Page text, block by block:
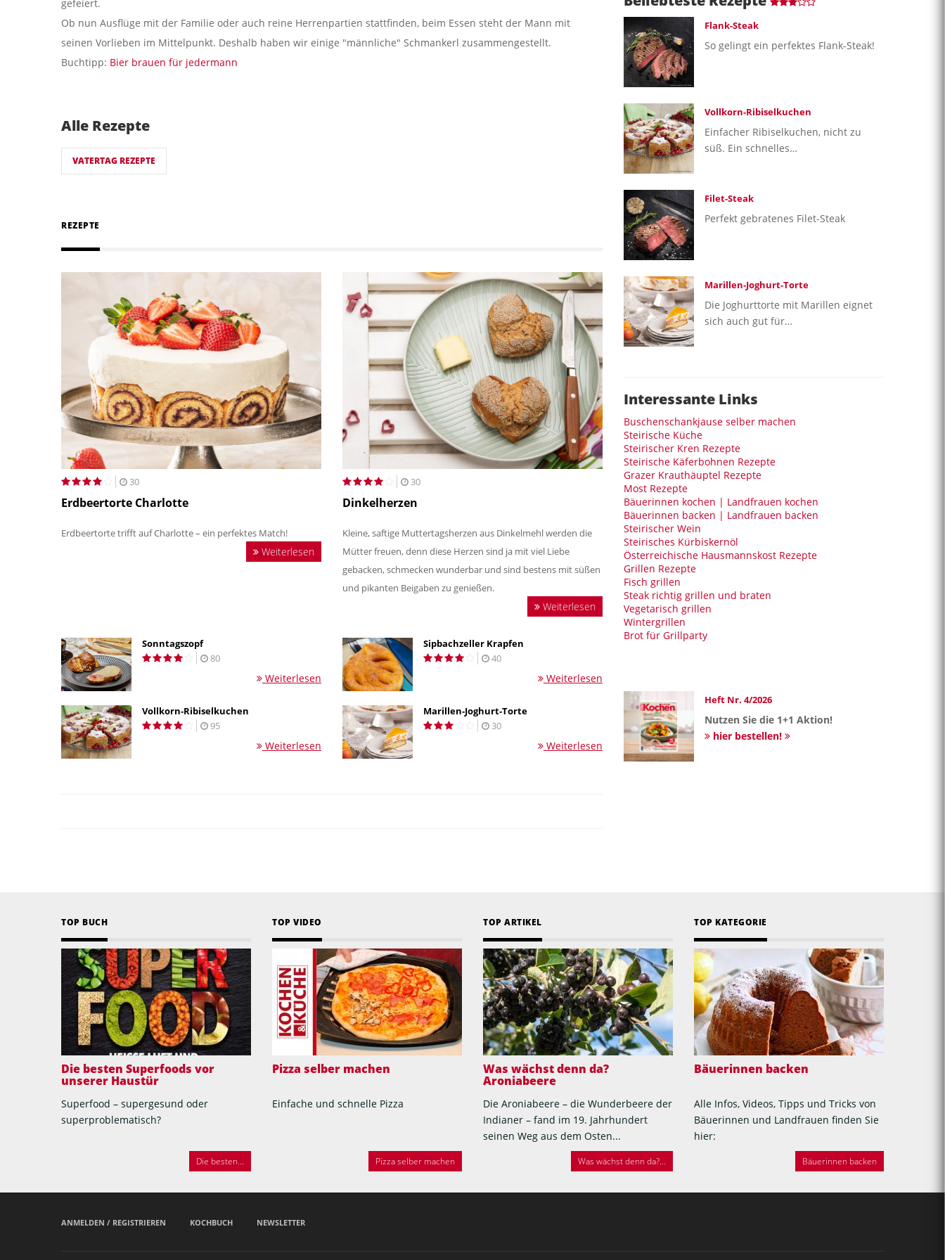
gefeiert.
Ob nun Ausflüge mit der Familie oder auch reine Herrenpartien stattfinden, beim Essen steht der Mann mit
seinen Vorlieben im Mittelpunkt. Deshalb haben wir einige "männliche" Schmankerl zusammengestellt.
Buchtipp: Bier brauen für jedermann
Alle Rezepte
VATERTAG REZEPTE
REZEPTE
30
Erdbeertorte Charlotte
Erdbeertorte trifft auf Charlotte – ein perfektes Match!
Weiterlesen
30
Dinkelherzen
Kleine, saftige Muttertagsherzen aus Dinkelmehl werden die
Mütter freuen, denn diese Herzen sind ja mit viel Liebe
gebacken, schmecken wunderbar und sind bestens mit süßen
und pikanten Beigaben zu genießen.
Weiterlesen
Sonntagszopf
80
Weiterlesen
Sipbachzeller Krapfen
40
Weiterlesen
Vollkorn-Ribiselkuchen
95
Weiterlesen
Marillen-Joghurt-Torte
30
Weiterlesen
Flank-Steak
So gelingt ein perfektes Flank-Steak!
Vollkorn-Ribiselkuchen
Einfacher Ribiselkuchen, nicht zu
süß. Ein schnelles…
Filet-Steak
Perfekt gebratenes Filet-Steak
Marillen-Joghurt-Torte
Die Joghurttorte mit Marillen eignet
sich auch gut für…
Interessante Links
Buschenschankjause selber machen
Steirische Küche
Steirischer Kren Rezepte
Steirische Käferbohnen Rezepte
Grazer Krauthäuptel Rezepte
Most Rezepte
Bäuerinnen kochen | Landfrauen kochen
Bäuerinnen backen | Landfrauen backen
Steirischer Wein
Steirisches Kürbiskernöl
Österreichische Hausmannskost Rezepte
Grillen Rezepte
Fisch grillen
Steak richtig grillen und braten
Vegetarisch grillen
Wintergrillen
Brot für Grillparty
Heft Nr. 4/2026
Nutzen Sie die 1+1 Aktion!
hier bestellen!
TOP BUCH
Die besten Superfoods vor
unserer Haustür
Superfood – supergesund oder
superproblematisch?
Die besten...
TOP VIDEO
Pizza selber machen
Einfache und schnelle Pizza
Pizza selber machen
TOP ARTIKEL
Was wächst denn da?
Aroniabeere
Die Aroniabeere – die Wunderbeere der
Indianer – fand im 19. Jahrhundert
seinen Weg aus dem Osten...
Was wächst denn da?...
TOP KATEGORIE
Bäuerinnen backen
Alle Infos, Videos, Tipps und Tricks von
Bäuerinnen und Landfrauen finden Sie
hier:
Bäuerinnen backen
ANMELDEN / REGISTRIEREN KOCHBUCH NEWSLETTER